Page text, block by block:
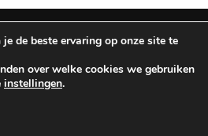
.Disclaimer & Privacy
de beste ervaring op onze site te
over welke cookies we gebruiken
instellingen.